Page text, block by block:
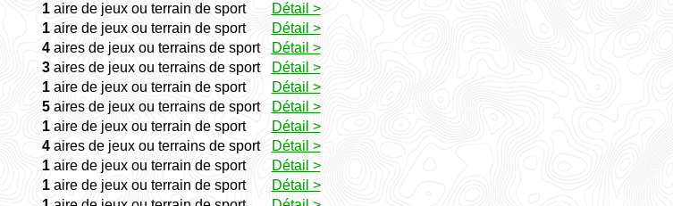
1aire de jeux ou terrain de sport
Détail >
1aire de jeux ou terrain de sport
Détail >
4aires de jeux ou terrains de sport
Détail >
3aires de jeux ou terrains de sport
Détail >
1aire de jeux ou terrain de sport
Détail >
5aires de jeux ou terrains de sport
Détail >
1aire de jeux ou terrain de sport
Détail >
4aires de jeux ou terrains de sport
Détail >
1aire de jeux ou terrain de sport
Détail >
1aire de jeux ou terrain de sport
Détail >